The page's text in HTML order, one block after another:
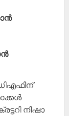
നിഷാ